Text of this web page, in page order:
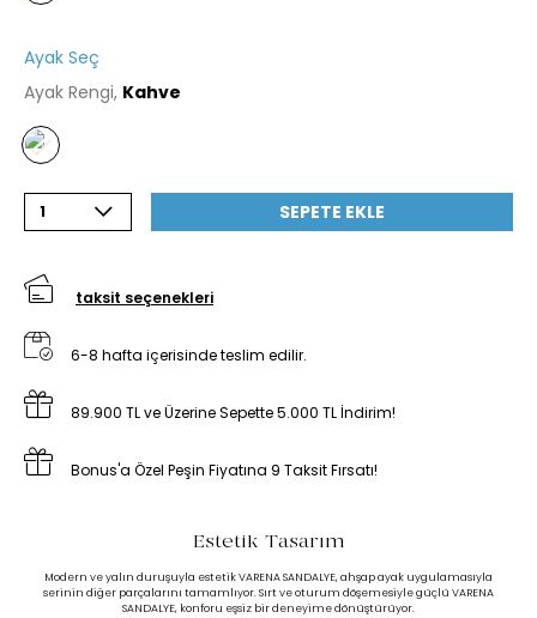
Ayak Seç
Ayak Rengi, Kahve
1 SEPETE EKLE
taksit seçenekleri
6-8 hafta içerisinde teslim edilir.
89.900 TL ve Üzerine Sepette 5.000 TL İndirim!
Bonus'a Özel Peşin Fiyatına 9 Taksit Fırsatı!
Estetik Tasarım
Modern ve yalın duruşuyla estetik VARENA SANDALYE, ahşap ayak uygulamasıyla
serinin diğer parçalarını tamamlıyor. Sırt ve oturum döşemesiyle güçlü VARENA
SANDALYE, konforu eşsiz bir deneyime dönüştürüyor.